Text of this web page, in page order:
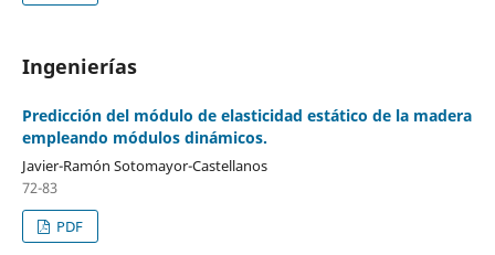
Ingenierías
Predicción del módulo de elasticidad estático de la madera
empleando módulos dinámicos.
Javier-Ramón Sotomayor-Castellanos
72-83
PDF